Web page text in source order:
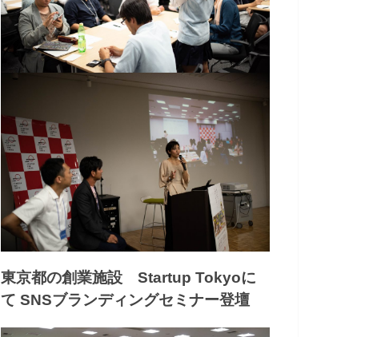
東京都の創業施設 Startup Tokyoに
て SNSブランディングセミナー登壇